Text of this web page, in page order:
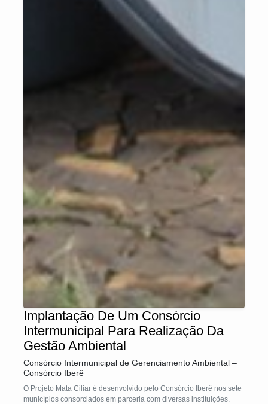
Implantação De Um Consórcio
Intermunicipal Para Realização Da
Gestão Ambiental
Consórcio Intermunicipal de Gerenciamento Ambiental –
Consórcio Iberê
O Projeto Mata Ciliar é desenvolvido pelo Consórcio Iberê nos sete
municípios consorciados em parceria com diversas instituições.